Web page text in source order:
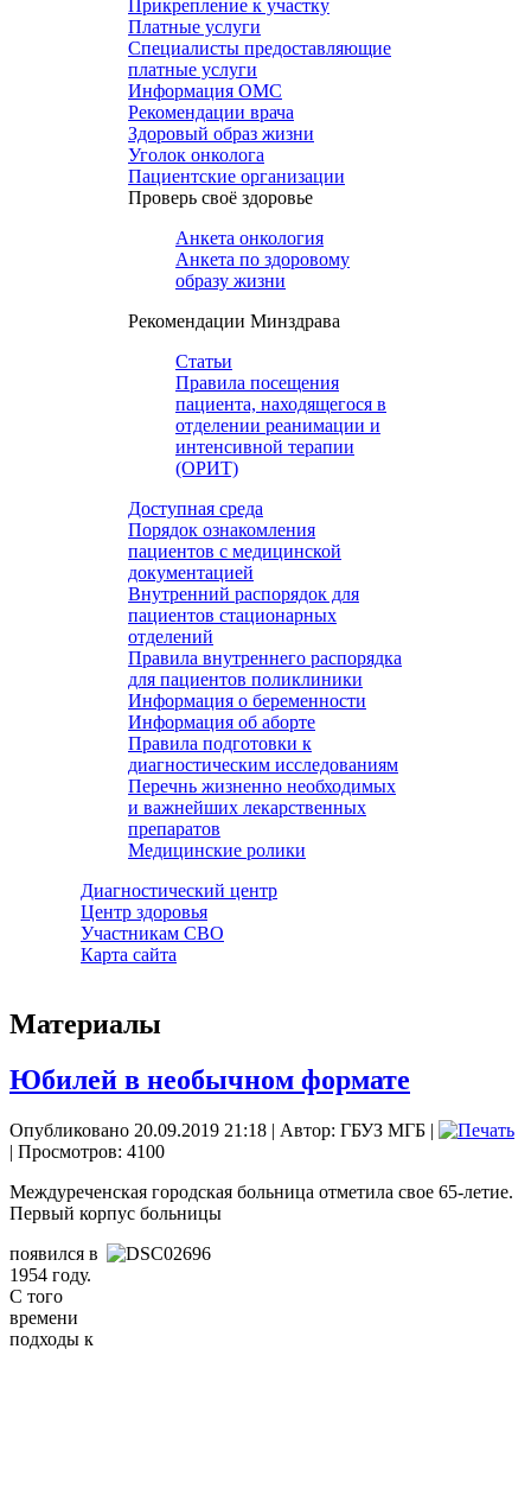
Прикрепление к участку
Платные услуги
Специалисты предоставляющие
платные услуги
Информация ОМС
Рекомендации врача
Здоровый образ жизни
Уголок онколога
Пациентские организации
Проверь своё здоровье
Анкета онкология
Анкета по здоровому
образу жизни
Рекомендации Минздрава
Статьи
Правила посещения
пациента, находящегося в
отделении реанимации и
интенсивной терапии
(ОРИТ)
Доступная среда
Порядок ознакомления
пациентов с медицинской
документацией
Внутренний распорядок для
пациентов стационарных
отделений
Правила внутреннего распорядка
для пациентов поликлиники
Информация о беременности
Информация об аборте
Правила подготовки к
диагностическим исследованиям
Перечнь жизненно необходимых
и важнейших лекарственных
препаратов
Медицинские ролики
Диагностический центр
Центр здоровья
Участникам СВО
Карта сайта
Материалы
Юбилей в необычном формате
Опубликовано 20.09.2019 21:18 | Автор: ГБУЗ МГБ |
| Просмотров: 4100
Междуреченская городская больница отметила свое 65-летие.
Первый корпус больницы
появился в
1954 году.
С того
времени
подходы к